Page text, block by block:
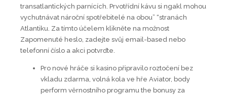
transatlantických parnících. Prvotřídní kávu si ngakl mohou
vychutnávat nároční spotřebitelé na obou” “stranách
Atlantiku. Za tímto účelem klikněte na možnost
Zapomenuté heslo, zadejte svůj email-based nebo
telefonní číslo a akci potvrďte.
Pro nové hráče si kasino připravilo roztočení bez
vkladu zdarma, volná kola ve hře Aviator, body
perform věrnostního programu the bonusy za